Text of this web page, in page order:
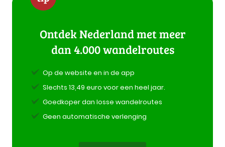
Ontdek Nederland met meer
dan 4.000 wandelroutes
Op de website en in de app
Slechts 13,49 euro voor een heel jaar.
Goedkoper dan losse wandelroutes
Geen automatische verlenging